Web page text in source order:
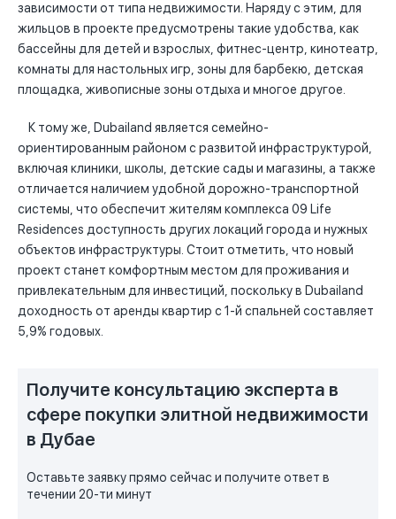
зависимости от типа недвижимости. Наряду с этим, для
жильцов в проекте предусмотрены такие удобства, как
бассейны для детей и взрослых, фитнес-центр, кинотеатр,
комнаты для настольных игр, зоны для барбекю, детская
площадка, живописные зоны отдыха и многое другое.
К тому же, Dubailand является семейно-
ориентированным районом с развитой инфраструктурой,
включая клиники, школы, детские сады и магазины, а также
отличается наличием удобной дорожно-транспортной
системы, что обеспечит жителям комплекса 09 Life
Residences доступность других локаций города и нужных
объектов инфраструктуры. Стоит отметить, что новый
проект станет комфортным местом для проживания и
привлекательным для инвестиций, поскольку в Dubailand
доходность от аренды квартир с 1-й спальней составляет
5,9% годовых.
Получите консультацию эксперта в
сфере покупки элитной недвижимости
в Дубае
Оставьте заявку прямо сейчас и получите ответ в
течении 20-ти минут